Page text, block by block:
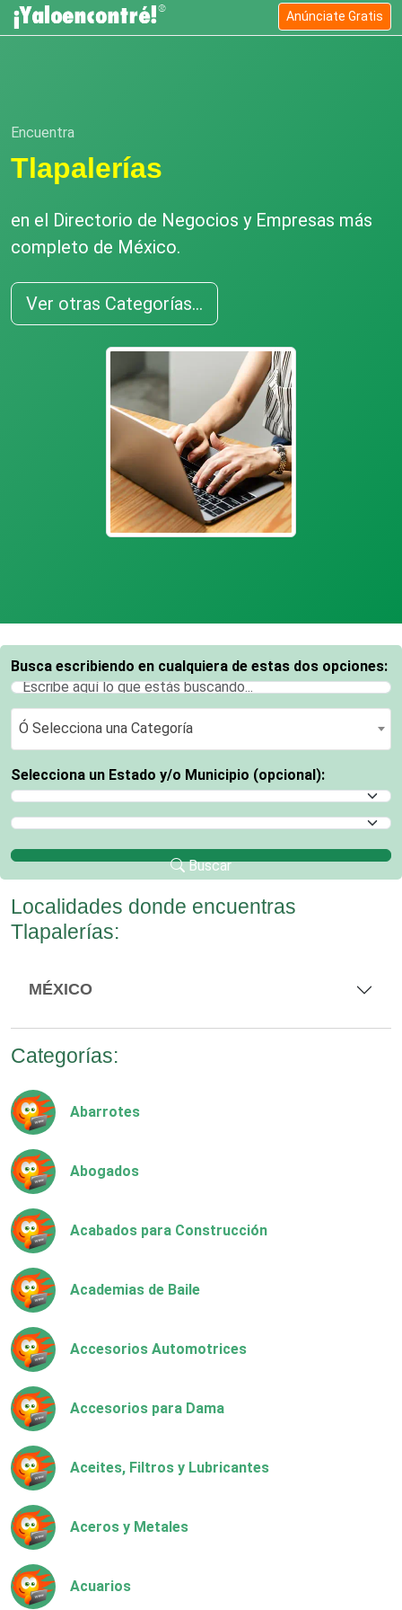
Anúnciate Gratis
Encuentra
Tlapalerías
en el Directorio de Negocios y Empresas más
completo de México.
Ver otras Categorías...
Busca escribiendo en cualquiera de estas dos opciones:
Ó Selecciona una Categoría
Ó Selecciona una Categoría
Selecciona un Estado y/o Municipio (opcional):
Selecciona un Estado
Selecciona un Municipio
Buscar
Localidades donde encuentras
Tlapalerías:
MÉXICO
Categorías:
Abarrotes
Abogados
Acabados para Construcción
Academias de Baile
Accesorios Automotrices
Accesorios para Dama
Aceites, Filtros y Lubricantes
Aceros y Metales
Acuarios